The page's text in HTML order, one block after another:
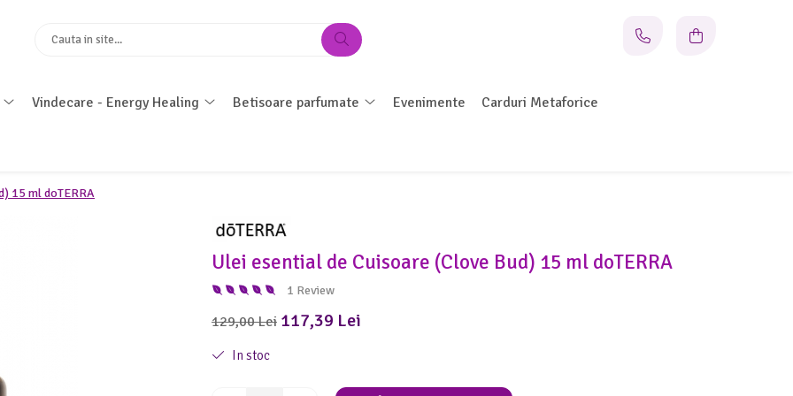
Vindecare - Energy Healing Betisoare parfumate Evenimente Carduri Metaforice
15 ml doTERRA
Ulei esential de Cuisoare (Clove Bud) 15 ml doTERRA
1 Review
129,00 Lei 117,39 Lei
In stoc